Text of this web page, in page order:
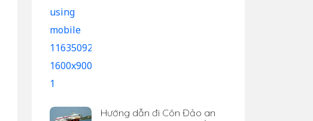
Hướng dẫn đi Côn Đảo an